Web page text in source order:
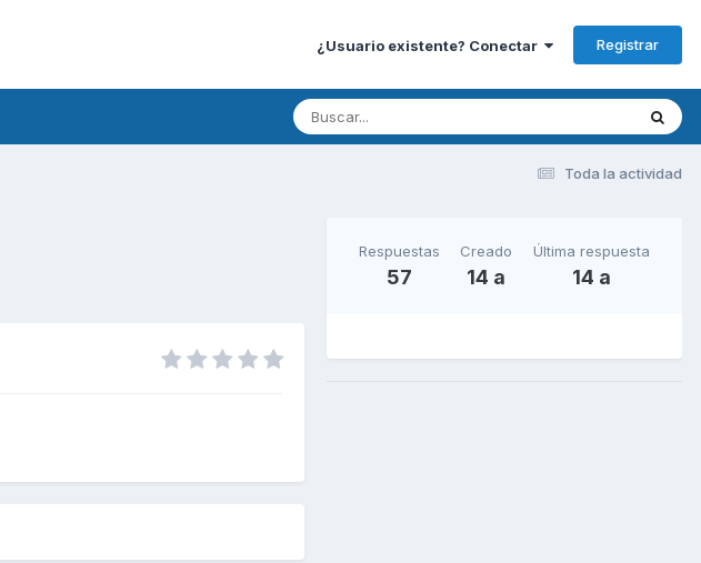
¿Usuario existente? Conectar Registrar
Toda la actividad
Respuestas
57
Creado
14 a
Última respuesta
14 a